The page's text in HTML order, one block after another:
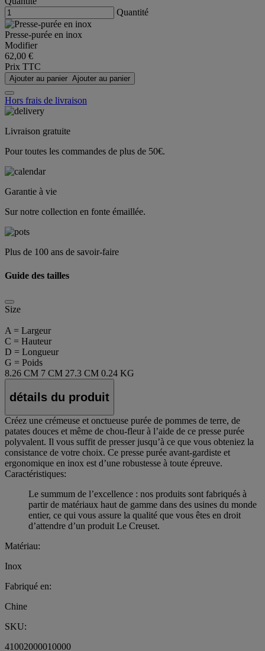
Quantité
Presse-purée en inox
Modifier
62,00 €
Prix TTC
Ajouter au panier Ajouter au panier
Hors frais de livraison
Livraison gratuite
Pour toutes les commandes de plus de 50€.
Garantie à vie
Sur notre collection en fonte émaillée.
Plus de 100 ans de savoir-faire
Guide des tailles
Size
A = Largeur
C = Hauteur
D = Longueur
G = Poids
8.26 CM 7 CM 27.3 CM 0.24 KG
détails du produit
Créez une crémeuse et onctueuse purée de pommes de terre, de
patates douces et même de chou-fleur à l’aide de ce presse purée
polyvalent. Il vous suffit de presser jusqu’à ce que vous obteniez la
consistance de votre choix. Ce presse purée avant-gardiste et
ergonomique en inox est d’une robustesse à toute épreuve.
Caractéristiques:
Le summum de l’excellence : nos produits sont fabriqués à
partir de matériaux haut de gamme dans des usines du monde
entier, ce qui vous assure la qualité que vous êtes en droit
d’attendre d’un produit Le Creuset.
Matériau:
Inox
Fabriqué en:
Chine
SKU:
41002000010000